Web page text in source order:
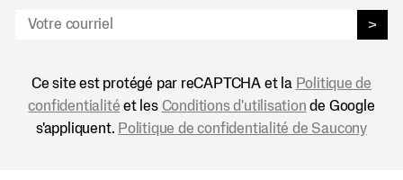
>
Ce site est protégé par reCAPTCHA et la Politique de
confidentialité et les Conditions d'utilisation de Google
s'appliquent. Politique de confidentialité de Saucony